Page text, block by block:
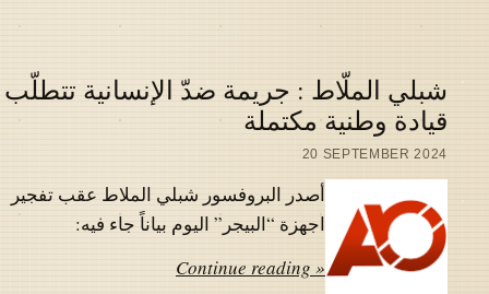
شبلي الملّاط : جريمة ضدّ الإنسانية تتطلّب
قيادة وطنية مكتملة
20 SEPTEMBER 2024
أصدر البروفسور شبلي الملاط عقب تفجير
اجهزة “البيجر” اليوم بياناً جاء فيه:
Continue reading »